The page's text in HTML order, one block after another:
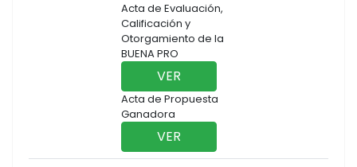
Acta de Evaluación,
Calificación y
Otorgamiento de la
BUENA PRO
VER
Acta de Propuesta
Ganadora
VER